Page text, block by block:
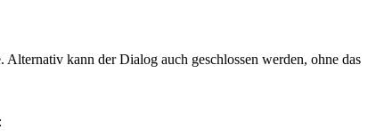
kann der Dialog auch geschlossen werden, ohne das